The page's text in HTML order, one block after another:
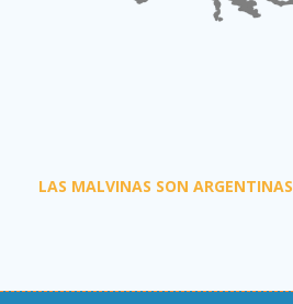
LAS MALVINAS SON ARGENTINAS